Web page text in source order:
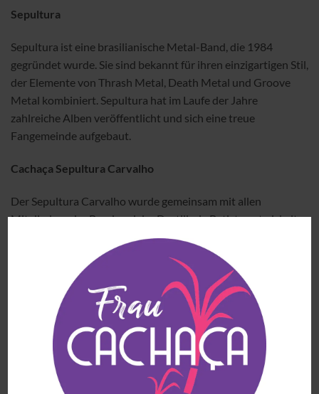
Sepultura
Sepultura ist eine brasilianische Metal-Band, die 1984
gegründet wurde. Sie sind bekannt für ihren einzigartigen Stil,
der Elemente von Thrash Metal, Death Metal und Groove
Metal kombiniert. Sepultura hat im Laufe der Jahre
zahlreiche Alben veröffentlicht und sich eine treue
Fangemeinde aufgebaut.
Cachaça Sepultura Carvalho
Der Sepultura Carvalho wurde gemeinsam mit allen
Mitgliedern der Band und der Destillerie Batista entwickelt.
Diese Cachaça reift drei Jahre lang sowohl in französischen
als auch in amerikanischen Eichenfässern. Diese verleihen
der Cachaça Aromen von Vanille, Kakao, Aprikosenkompott
und Lakritze. Sie eignet sich hervorragend zur Zubereitung
eines Cachaça Old Fashioned, zum Beispiel.
Weitere Cachaças von Sepultura findest du hier.